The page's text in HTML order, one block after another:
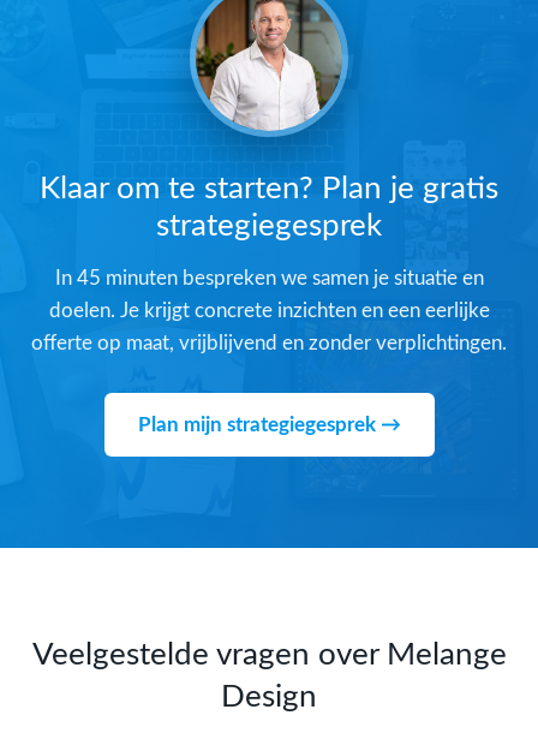
Klaar om te starten? Plan je gratis
strategiegesprek
In 45 minuten bespreken we samen je situatie en
doelen. Je krijgt concrete inzichten en een eerlijke
offerte op maat, vrijblijvend en zonder verplichtingen.
Plan mijn strategiegesprek →
Veelgestelde vragen over Melange
Design